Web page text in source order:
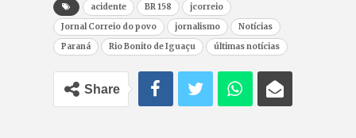
acidente BR 158
jcorreio
Jornal Correio do povo
jornalismo
Notícias
Paraná
Rio Bonito de Iguaçu últimas notícias
Share